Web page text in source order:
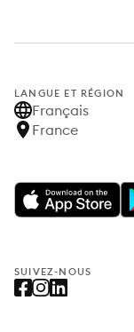
LANGUE ET RÉGION
Français
France
SUIVEZ-NOUS